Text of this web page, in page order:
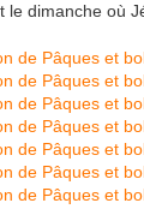
dimanche où